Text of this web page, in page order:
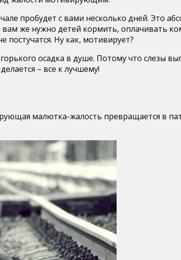
пробудет с вами несколько дней.
же нужно детей кормить, оплачивать
Ну как, мотивирует?
осадка в душе. Потому что слезы
– все к лучшему!
малютка-жалость превращается в